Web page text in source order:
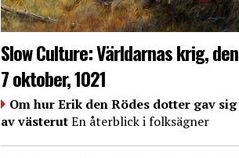
Slow Culture: Världarnas krig, den
7 oktober, 1021
Om hur Erik den Rödes dotter gav sig
av västerutEn återblick i folksägner